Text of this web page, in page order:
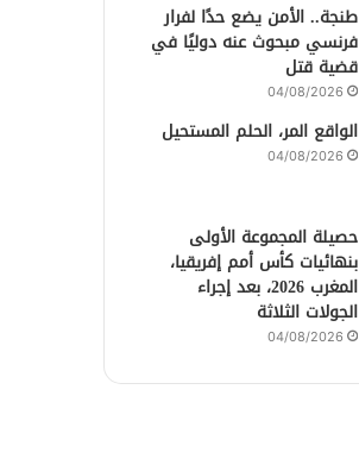
طنجة.. الأمن يضع حدًا لفرار
فرنسي مبحوث عنه دوليًا في
قضية قتل
04/08/2026
الواقع المر، الحلم المستحيل
04/08/2026
حصيلة المجموعة الأولى
بنهائيات كأس أمم إفريقيا،
المغرب 2026، بعد إجراء
الجولات الثلاثة
04/08/2026